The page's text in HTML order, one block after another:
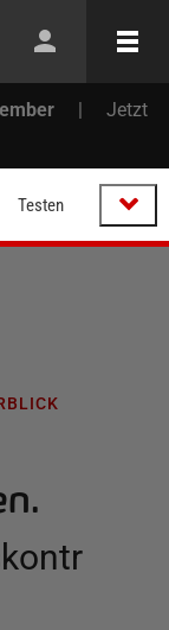
|
Jetzt
Testen